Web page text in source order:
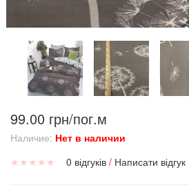
99.00 грн/пог.м
Наличие: Нет в наличии
★ ★ ★ ★ ★ 0 відгуків / Написати відгук